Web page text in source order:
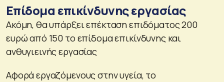
Επίδομα επικίνδυνης εργασίας
Ακόμη, θα υπάρξει επέκταση επιδόματος 200
ευρώ από 150 το επίδομα επικίνδυνης και
ανθυγιεινής εργασίας
Αφορά εργαζόμενους στην υγεία, το